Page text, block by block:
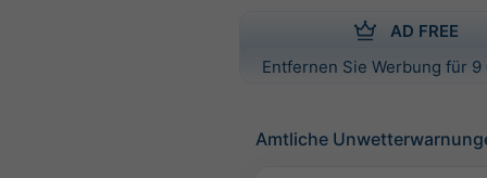
AD FREE
Entfernen Sie Werbung für
Amtliche